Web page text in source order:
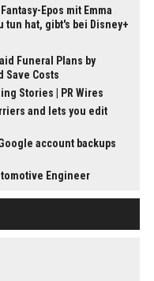
Epos mit Emma
tun hat, gibt's bei Disney+
Funeral Plans by
Save Costs
Stories | PR Wires
and lets you edit
account backups
Engineer